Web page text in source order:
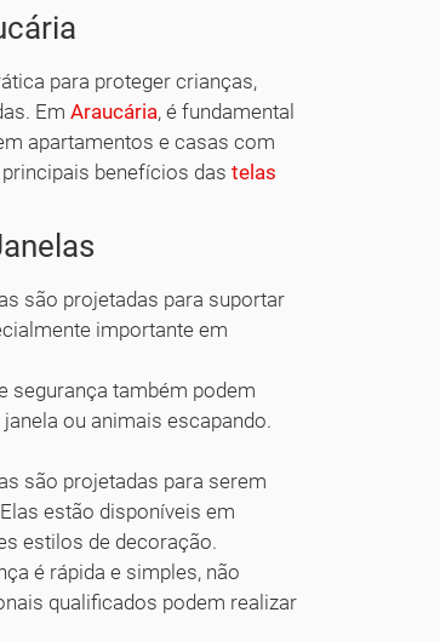
para proteger crianças,
EmAraucária, é fundamental
apartamentos e casas com
principais benefícios dastelas
são projetadas para suportar
importante em
segurança também podem
ou animais escapando.
são projetadas para serem
estão disponíveis em
estilos de decoração.
é rápida e simples, não
qualificados podem realizar